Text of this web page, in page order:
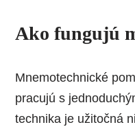
Ako fungujú
Mnemotechnické
pracujú s
technika je užitočná